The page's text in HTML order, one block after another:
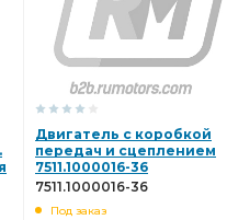
Двигатель с коробкой
передач и сцеплением
7511.1000016-36
7511.1000016-36
Под заказ